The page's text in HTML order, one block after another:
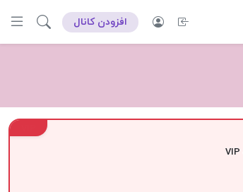
افزودن کانال